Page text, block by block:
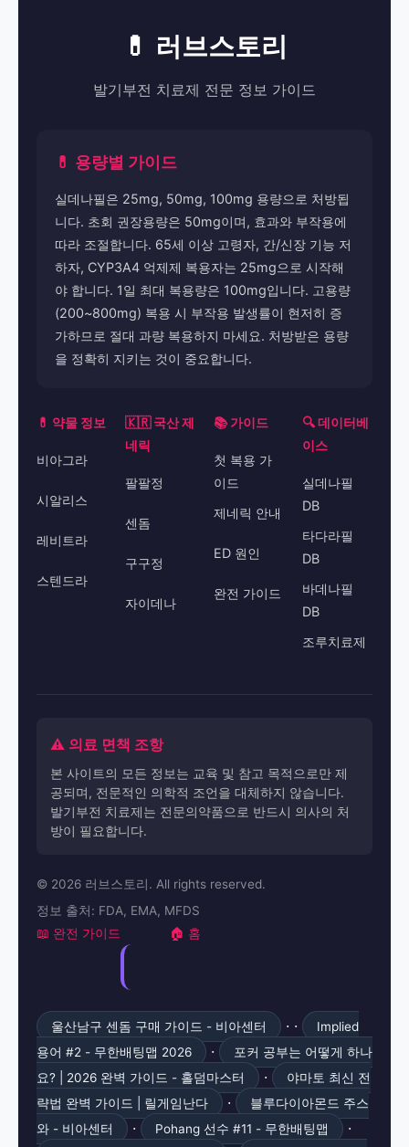
💊 러브스토리
발기부전 치료제 전문 정보 가이드
💊 용량별 가이드
실데나필은 25mg, 50mg, 100mg 용량으로 처방됩
니다. 초회 권장용량은 50mg이며, 효과와 부작용에
따라 조절합니다. 65세 이상 고령자, 간/신장 기능 저
하자, CYP3A4 억제제 복용자는 25mg으로 시작해
야 합니다. 1일 최대 복용량은 100mg입니다. 고용량
(200~800mg) 복용 시 부작용 발생률이 현저히 증
가하므로 절대 과량 복용하지 마세요. 처방받은 용량
을 정확히 지키는 것이 중요합니다.
💊 약물 정보
비아그라
시알리스
레비트라
스텐드라
🇰🇷 국산 제
네릭
팔팔정
센돔
구구정
자이데나
📚 가이드
첫 복용 가
이드
제네릭 안내
ED 원인
완전 가이드
🔍 데이터베
이스
실데나필
DB
타다라필
DB
바데나필
DB
조루치료제
⚠️ 의료 면책 조항
본 사이트의 모든 정보는 교육 및 참고 목적으로만 제
공되며, 전문적인 의학적 조언을 대체하지 않습니다.
발기부전 치료제는 전문의약품으로 반드시 의사의 처
방이 필요합니다.
© 2026 러브스토리. All rights reserved.
정보 출처: FDA, EMA, MFDS
📖 완전 가이드 🏠 홈
울산남구 센돔 구매 가이드 - 비아센터 · ·
Implied
용어 #2 - 무한배팅맵 2026
·
포커 공부는 어떻게 하나
요? | 2026 완벽 가이드 - 홀덤마스터
·
야마토 최신 전
략법 완벽 가이드 | 릴게임난다
·
블루다이아몬드 주스
와 - 비아센터
· Pohang 선수 #11 - 무한배팅맵
·